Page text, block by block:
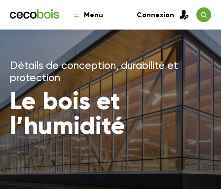
Menu Connexion
Détails de conception, durabilité et
protection
Le bois et
l’humidité